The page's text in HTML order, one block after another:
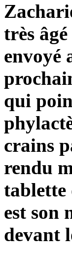
très
envoyé
qui
crains
rendu
tablette
est son
devant